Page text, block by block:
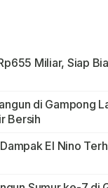
Miliar, Siap
di Gampong
Bersih
El Nino